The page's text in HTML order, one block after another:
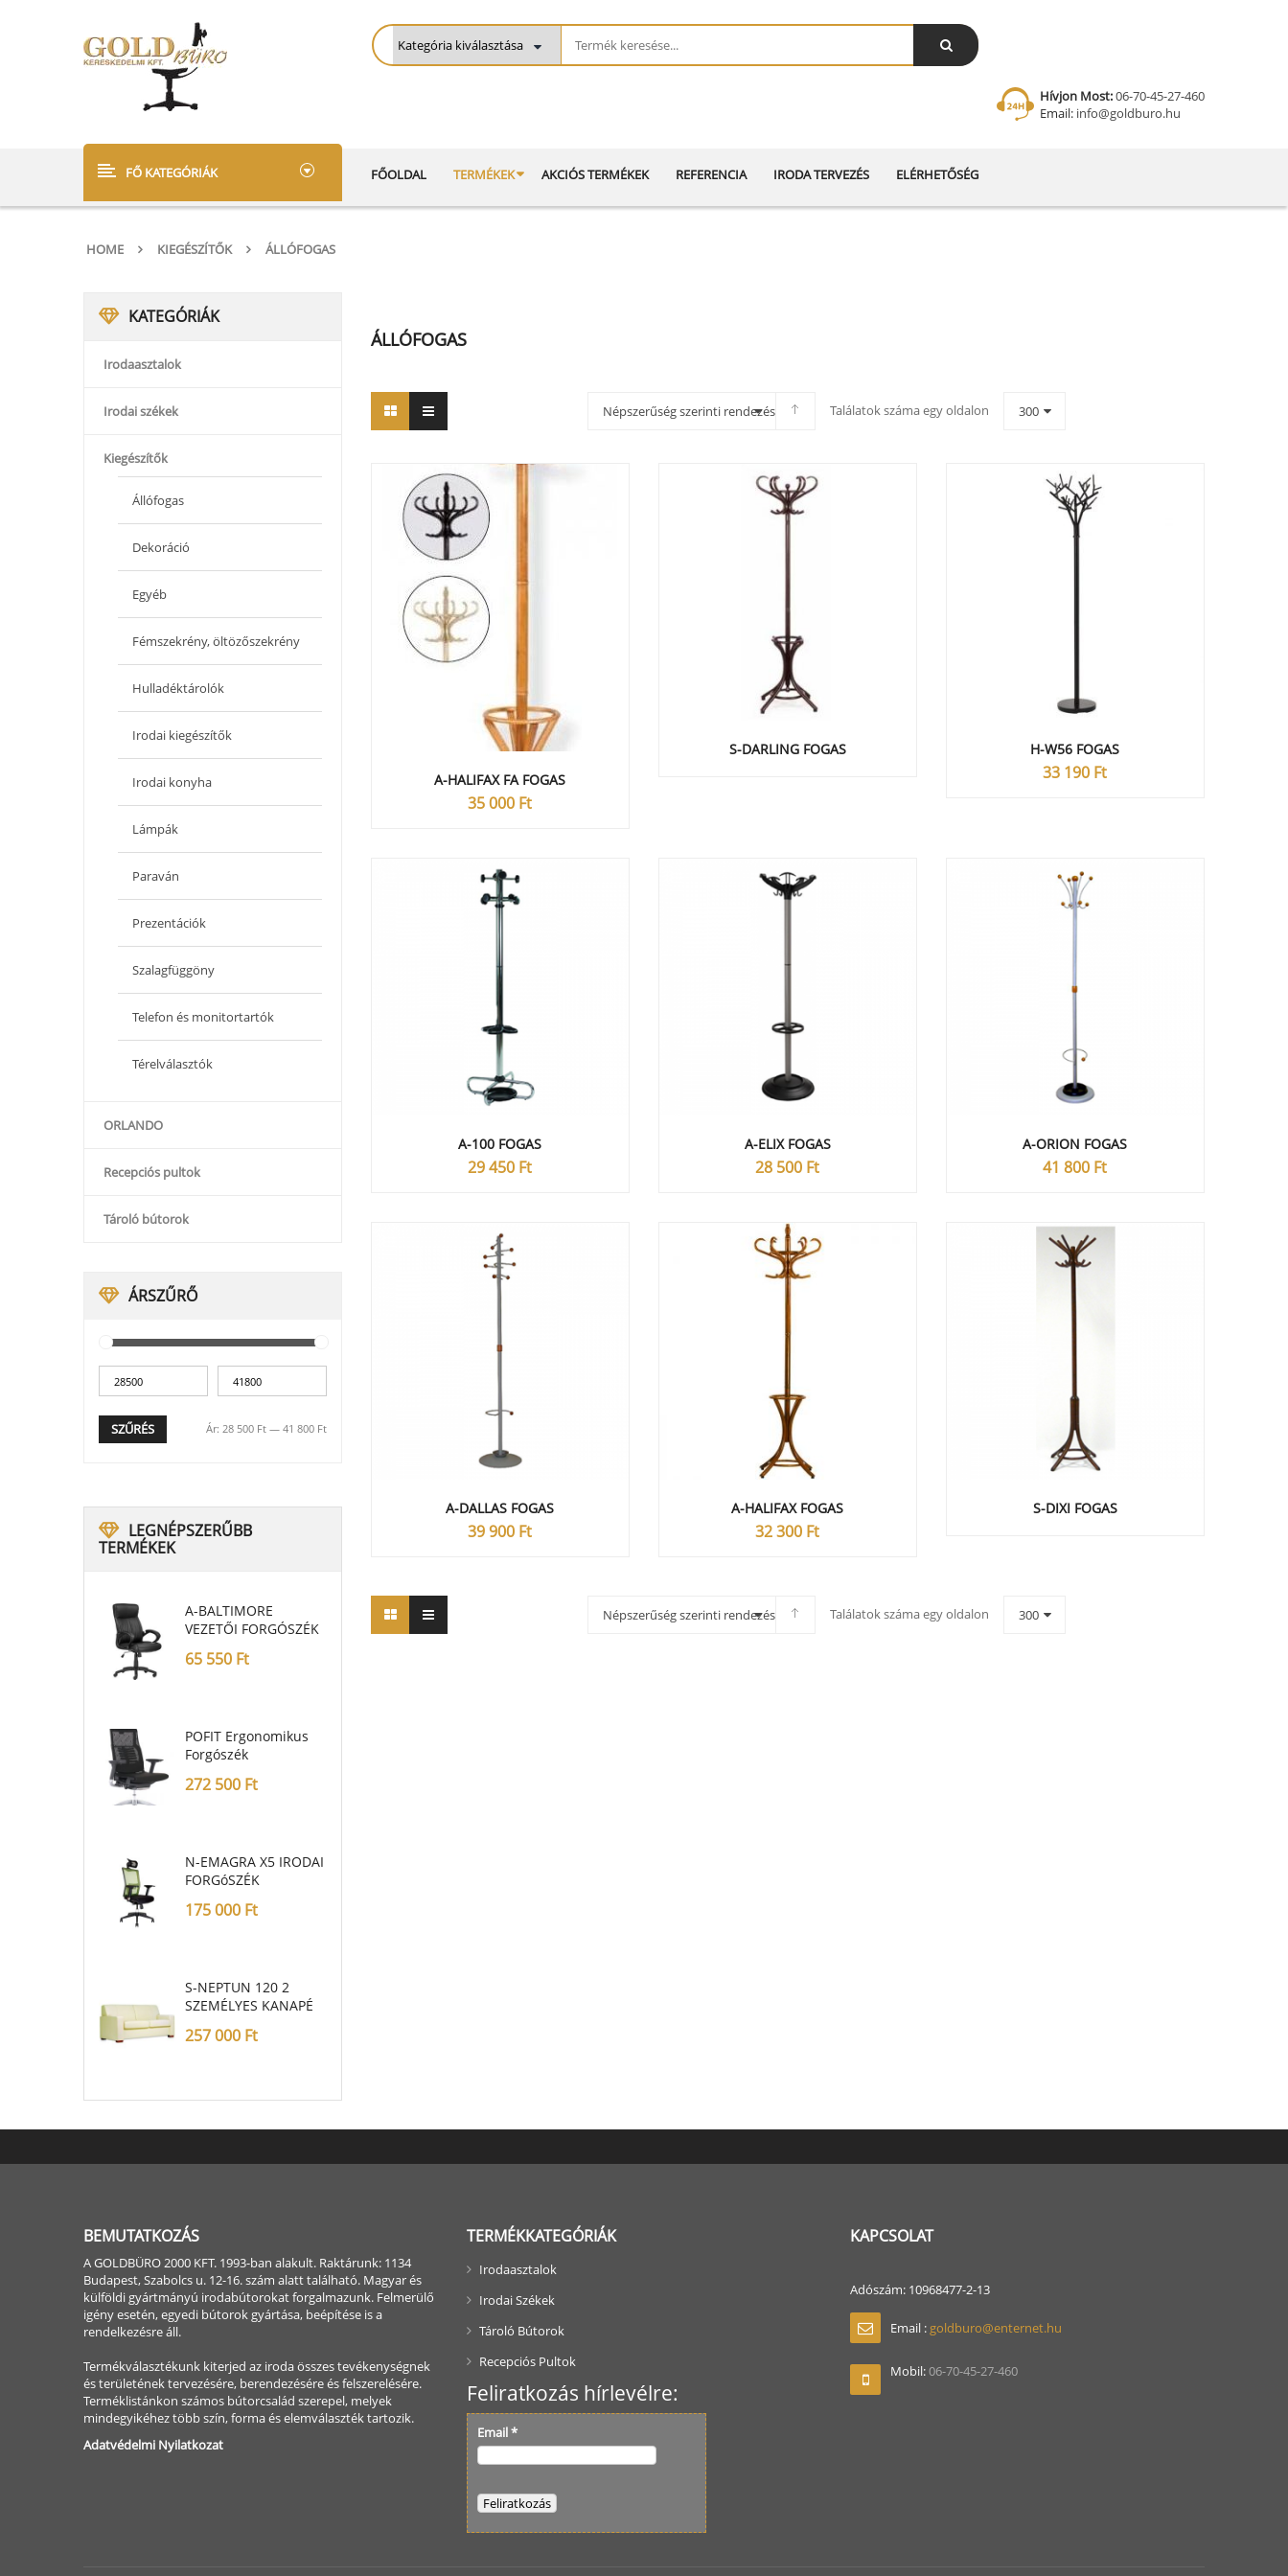
Hívjon Most:06-70-45-27-460
Email: info@goldburo.hu
FŐ KATEGÓRIÁK FŐOLDAL TERMÉKEK AKCIÓS TERMÉKEK REFERENCIA IRODA TERVEZÉS ELÉRHETŐSÉG
HOME KIEGÉSZÍTŐK ÁLLÓFOGAS
KATEGÓRIÁK
Irodaasztalok
Irodai székek
Kiegészítők
Állófogas
Dekoráció
Egyéb
Fémszekrény, öltözőszekrény
Hulladéktárolók
Irodai kiegészítők
Irodai konyha
Lámpák
Paraván
Prezentációk
Szalagfüggöny
Telefon és monitortartók
Térelválasztók
ORLANDO
Recepciós pultok
Tároló bútorok
ÁRSZŰRŐ
SZŰRÉS Ár: 28 500 Ft — 41 800 Ft
LEGNÉPSZERŰBB
TERMÉKEK
A-BALTIMORE
VEZETŐI FORGÓSZÉK
65 550 Ft
POFIT Ergonomikus
Forgószék
272 500 Ft
N-EMAGRA X5 IRODAI
FORGóSZÉK
175 000 Ft
S-NEPTUN 120 2
SZEMÉLYES KANAPÉ
257 000 Ft
ÁLLÓFOGAS
Népszerűség szerinti rendezés Találatok száma egy oldalon 300
A-HALIFAX FA FOGAS
35 000 Ft
S-DARLING FOGAS H-W56 FOGAS
33 190 Ft
A-100 FOGAS
29 450 Ft
A-ELIX FOGAS
28 500 Ft
A-ORION FOGAS
41 800 Ft
A-DALLAS FOGAS
39 900 Ft
A-HALIFAX FOGAS
32 300 Ft
S-DIXI FOGAS
Népszerűség szerinti rendezés Találatok száma egy oldalon 300
BEMUTATKOZÁS
A GOLDBÜRO 2000 KFT. 1993-ban alakult. Raktárunk: 1134
Budapest, Szabolcs u. 12-16. szám alatt található. Magyar és
külföldi gyártmányú irodabútorokat forgalmazunk. Felmerülő
igény esetén, egyedi bútorok gyártása, beépítése is a
rendelkezésre áll.
Termékválasztékunk kiterjed az iroda összes tevékenységnek
és területének tervezésére, berendezésére és felszerelésére.
Terméklistánkon számos bútorcsalád szerepel, melyek
mindegyikéhez több szín, forma és elemválaszték tartozik.
Adatvédelmi Nyilatkozat
TERMÉKKATEGÓRIÁK
Irodaasztalok
Irodai Székek
Tároló Bútorok
Recepciós Pultok
Feliratkozás hírlevélre:
Email*
KAPCSOLAT
Adószám: 10968477-2-13
Email : goldburo@enternet.hu
Mobil:06-70-45-27-460